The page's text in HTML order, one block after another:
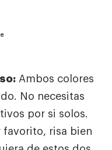
Ambos colores
No necesitas
por si solos.
favorito, risa bien